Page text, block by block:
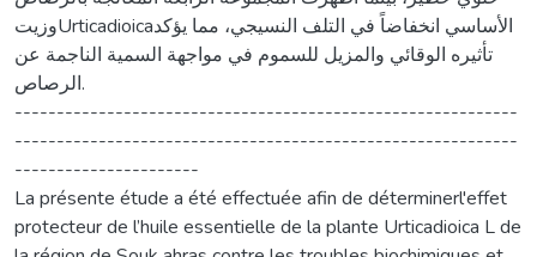
وزيتUrticadioicaالأساسي انخفاضاً في التلف النسيجي، مما يؤكد
تأثيره الوقائي والمزيل للسموم في مواجهة السمية الناجمة عن
الرصاص.
------------------------------------------------------------
------------------------------------------------------------
----------------------
La présente étude a été effectuée afin de déterminerl'effet
protecteur de l’huile essentielle de la plante Urticadioica L de